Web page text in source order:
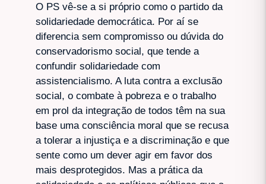
O PS vê-se a si próprio como o partido da
solidariedade democrática. Por aí se
diferencia sem compromisso ou dúvida do
conservadorismo social, que tende a
confundir solidariedade com
assistencialismo. A luta contra a exclusão
social, o combate à pobreza e o trabalho
em prol da integração de todos têm na sua
base uma consciência moral que se recusa
a tolerar a injustiça e a discriminação e que
sente como um dever agir em favor dos
mais desprotegidos. Mas a prática da